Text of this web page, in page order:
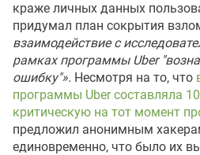
краже личных данных
придумал план сокрытия
взаимодействие с
рамках программы Uber
ошибку"». Несмотря на то, что
программы Uber составляла
критическую на тот момент
предложил анонимным
единовременно, что было их